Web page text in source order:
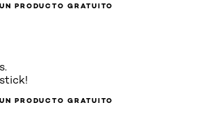
PRODUCTO GRATUITO
PRODUCTO GRATUITO